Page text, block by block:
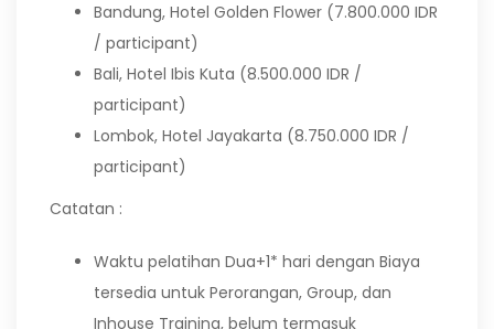
Bandung, Hotel Golden Flower (7.800.000 IDR
/ participant)
Bali, Hotel Ibis Kuta (8.500.000 IDR /
participant)
Lombok, Hotel Jayakarta (8.750.000 IDR /
participant)
Catatan :
Waktu pelatihan Dua+1* hari dengan Biaya
tersedia untuk Perorangan, Group, dan
Inhouse Training, belum termasuk